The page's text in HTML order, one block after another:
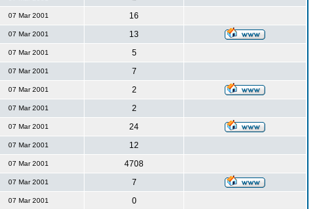
07 Mar 2001
16
07 Mar 2001
13
07 Mar 2001
5
07 Mar 2001
7
07 Mar 2001
2
07 Mar 2001
2
07 Mar 2001
24
07 Mar 2001
12
07 Mar 2001
4708
07 Mar 2001
7
07 Mar 2001
0